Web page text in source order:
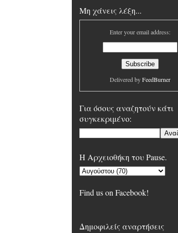
Μη χάνεις λέξη...
Enter your email address:
Delivered byFeedBurner
Για όσους αναζητούν κάτι
συγκεκριμένο:
H Αρχειοθήκη του Pause.
Find us on Facebook!
Δημοφιλείς αναρτήσεις